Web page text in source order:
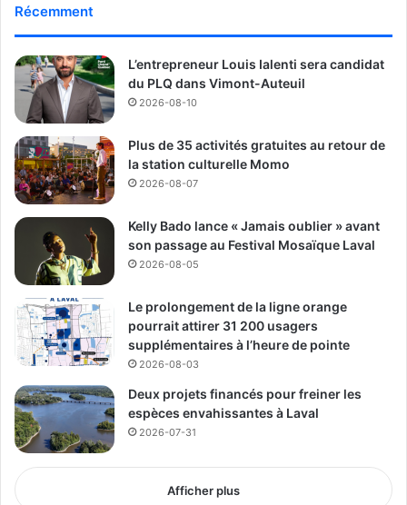
spécialisée au Collège Montmorency, a partagé son
pouvait venir et se sentir bien. »
Deshot-dogsont été offerts aux participants, et une
friperie mobileétait disponible pour distribuer des
vêtements chauds. Des feux sécuritaires ont été allumés
pour réchauffer l’atmosphère, renforçant l’esprit
communautaire de la soirée.
Un appel à l’action pour tous
Le ROIIL insiste sur le fait que l’itinérance est une
problématique qui nous concerne tous. En organisant cet
événement ouvert à tous les citoyens, sans critères
spécifiques de participation, l’organisme souhaite
encourager une plus grande implication de la
communauté. Que vous soyez résident de Laval,
travailleur social, étudiant ou simplement une personne
souhaitant en apprendre davantage, votre engagement est
précieux.
Récemment
L’entrepreneur Louis Ialenti sera candidat
du PLQ dans Vimont-Auteuil
2026-08-10
Plus de 35 activités gratuites au retour de
la station culturelle Momo
2026-08-07
Kelly Bado lance « Jamais oublier » avant
son passage au Festival Mosaïque Laval
2026-08-05
Le prolongement de la ligne orange
pourrait attirer 31 200 usagers
supplémentaires à l’heure de pointe
2026-08-03
Deux projets financés pour freiner les
espèces envahissantes à Laval
2026-07-31
Afficher plus